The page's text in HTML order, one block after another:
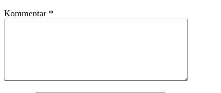
Kommentar *